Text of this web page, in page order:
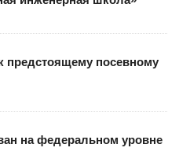
предстоящему посевному
на федеральном уровне